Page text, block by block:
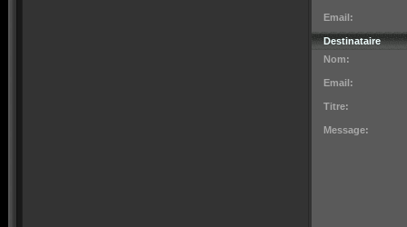
Email:
Destinataire
Nom:
Email:
Titre:
Message: